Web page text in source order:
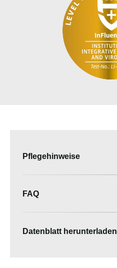
Pflegehinweise
FAQ
Datenblatt herunterladen